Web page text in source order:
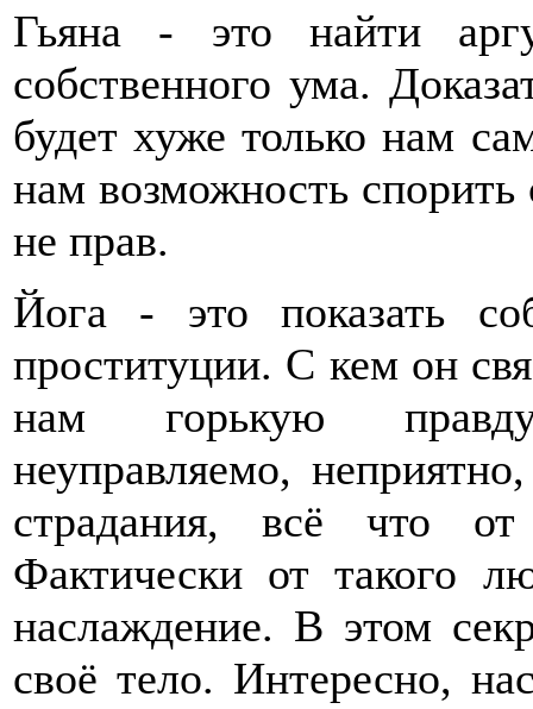
Гьяна - это найти
собственного ума.
будет хуже только нам
нам возможность
не прав.
Йога - это показать
проституции. С кем он
нам горькую
неуправляемо,
страдания, всё что
Фактически от такого
наслаждение. В этом
своё тело. Интересно,